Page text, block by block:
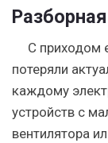
С приходом
потеряли
каждому
устройств с
вентилятора